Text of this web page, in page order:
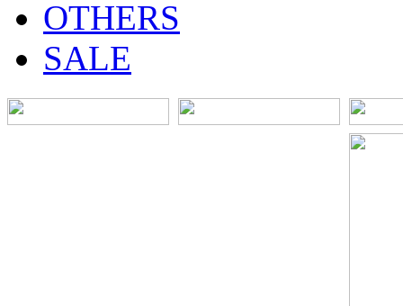
OTHERS
SALE